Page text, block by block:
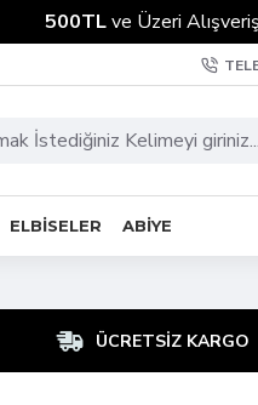
500TLve Üzeri
ELBISELER ABIYE
ÜCRETSIZ KARGO